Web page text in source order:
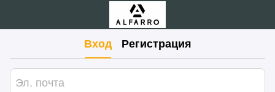
Вход Регистрация